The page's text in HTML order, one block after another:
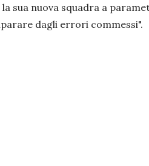
nuova squadra a
dagli errori commessi".